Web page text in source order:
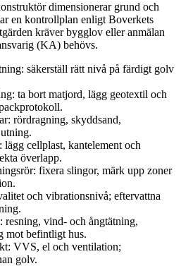
dimensionerar grund och
en kontrollplan enligt Boverkets
kräver bygglov eller anmälan
(KA) behövs.
säkerställ rätt nivå på färdigt golv
ta bort matjord, lägg geotextil och
rördragning, skyddsand,
cellplast, kantelement och
överlapp.
fixera slingor, märk upp zoner
och vibrationsnivå; eftervattna
resning, vind- och ångtätning,
mot befintligt hus.
VVS, el och ventilation;
golv.